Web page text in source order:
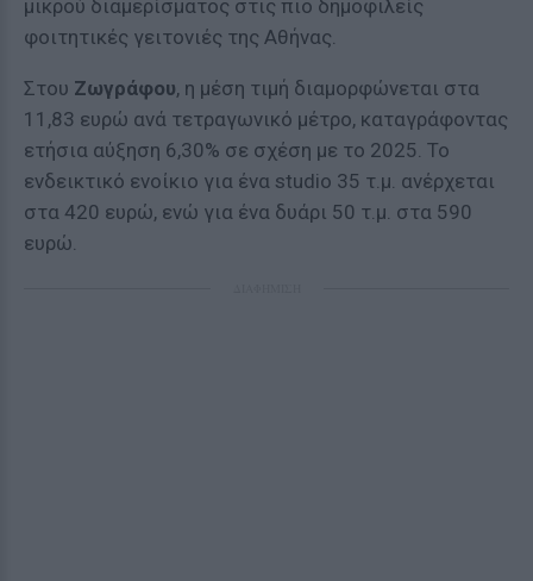
μικρού διαμερίσματος στις πιο δημοφιλείς
φοιτητικές γειτονιές της Αθήνας.
Στου Ζωγράφου, η μέση τιμή διαμορφώνεται στα
11,83 ευρώ ανά τετραγωνικό μέτρο, καταγράφοντας
ετήσια αύξηση 6,30% σε σχέση με το 2025. Το
ενδεικτικό ενοίκιο για ένα studio 35 τ.μ. ανέρχεται
στα 420 ευρώ, ενώ για ένα δυάρι 50 τ.μ. στα 590
ευρώ.